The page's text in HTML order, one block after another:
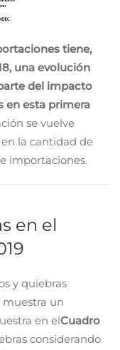
tiene,
una evolución
del impacto
en esta primera
se vuelve
la cantidad de
importaciones.
en el
y quiebras
un
en elCuadro
considerando